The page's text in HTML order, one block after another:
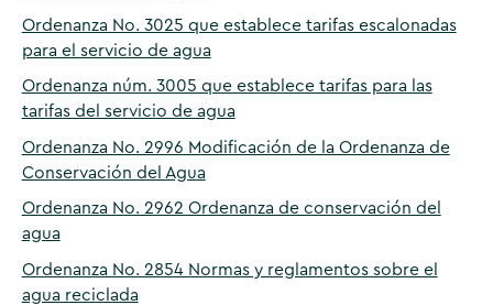
Ordenanza No. 3025 que establece tarifas escalonadas
para el servicio de agua
Ordenanza núm. 3005 que establece tarifas para las
tarifas del servicio de agua
Ordenanza No. 2996 Modificación de la Ordenanza de
Conservación del Agua
Ordenanza No. 2962 Ordenanza de conservación del
agua
Ordenanza No. 2854 Normas y reglamentos sobre el
agua reciclada